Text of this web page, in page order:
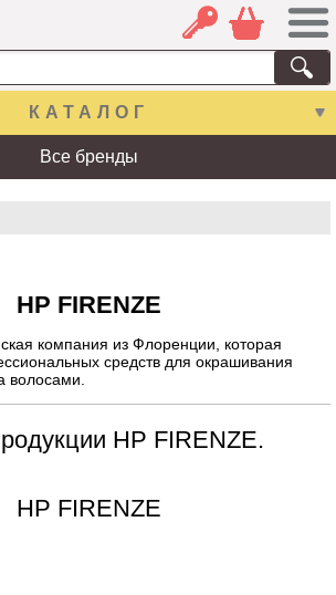
КАТАЛОГ
Все бренды
HP FIRENZE
компания из Флоренции, которая
средств для окрашивания
волосами.
HP FIRENZE.
HP FIRENZE